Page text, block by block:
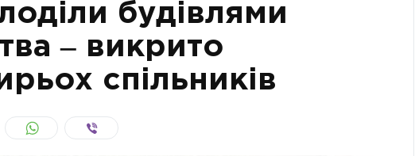
будівлями
‒ викрито
спільників